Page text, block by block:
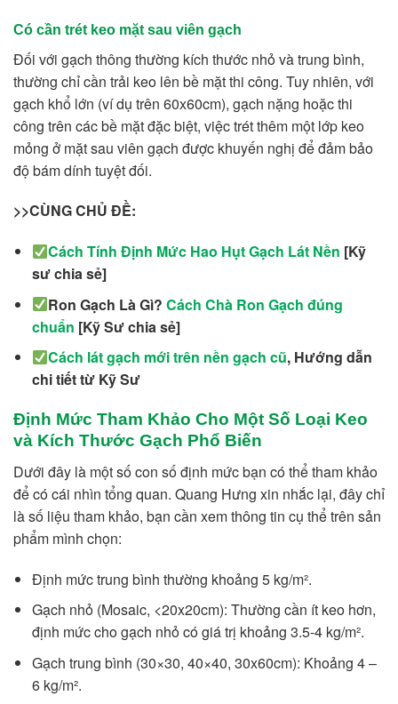
Có cần trét keo mặt sau viên gạch
Đối với gạch thông thường kích thước nhỏ và trung bình,
thường chỉ cần trải keo lên bề mặt thi công. Tuy nhiên, với
gạch khổ lớn (ví dụ trên 60x60cm), gạch nặng hoặc thi
công trên các bề mặt đặc biệt, việc trét thêm một lớp keo
mỏng ở mặt sau viên gạch được khuyến nghị để đảm bảo
độ bám dính tuyệt đối.
>>CÙNG CHỦ ĐỀ:
Cách Tính Định Mức Hao Hụt Gạch Lát Nền [Kỹ
sư chia sẻ]
Ron Gạch Là Gì? Cách Chà Ron Gạch đúng
chuẩn [Kỹ Sư chia sẻ]
Cách lát gạch mới trên nền gạch cũ, Hướng dẫn
chi tiết từ Kỹ Sư
Định Mức Tham Khảo Cho Một Số Loại Keo
và Kích Thước Gạch Phổ Biến
Dưới đây là một số con số định mức bạn có thể tham khảo
để có cái nhìn tổng quan. Quang Hưng xin nhắc lại, đây chỉ
là số liệu tham khảo, bạn cần xem thông tin cụ thể trên sản
phẩm mình chọn:
Định mức trung bình thường khoảng 5 kg/m².
Gạch nhỏ (Mosaic, <20x20cm): Thường cần ít keo hơn,
định mức cho gạch nhỏ có giá trị khoảng 3.5-4 kg/m².
Gạch trung bình (30×30, 40×40, 30x60cm): Khoảng 4 –
6 kg/m².